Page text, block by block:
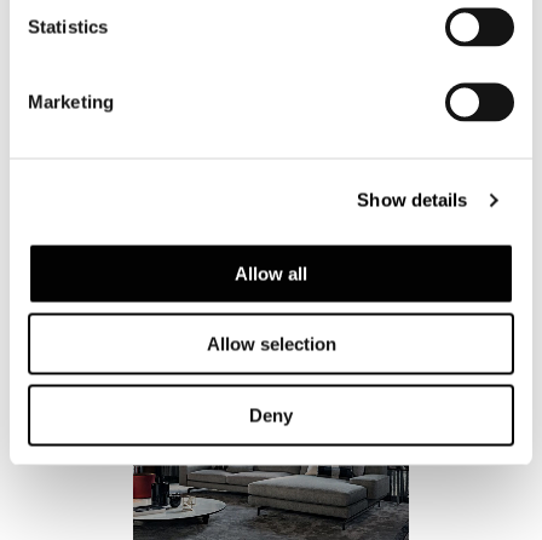
Statistics
Marketing
Show details
Allow all
Allow selection
Deny